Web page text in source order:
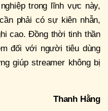
trong lĩnh vực này,
phải có sự kiên nhẫn,
cao. Đồng thời tinh thần
đối với người tiêu dùng
giúp streamer không bị
Thanh Hằng